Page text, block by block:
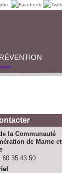
la Communauté
de Marne et
60 35 43 50